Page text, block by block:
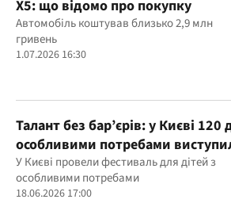
X5: що відомо про покупку
Автомобіль коштував близько 2,9 млн
гривень
1.07.2026 16:30
Талант без бар’єрів: у Києві 120
особливими потребами
всеукраїнському фестивалі
У Києві провели фестиваль для дітей з
особливими потребами
18.06.2026 17:00